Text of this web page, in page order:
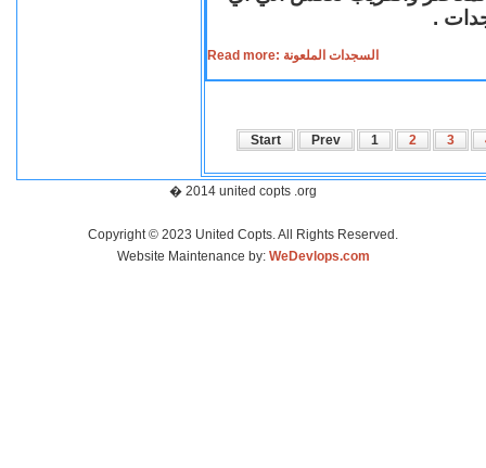
.
Read more: السجدات الملعونة
Start Prev 1 2 3
� 2014 united copts .org
Copyright © 2023 United Copts. All Rights Reserved.
Website Maintenance by: WeDevlops.com